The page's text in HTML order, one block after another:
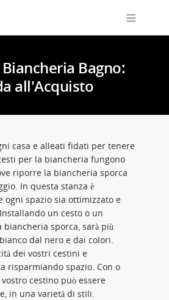
Bagno:
all'Acquisto
casa e alleati fidati per tenere
per la biancheria fungono
riporre la biancheria sporca
In questa stanza è
ogni spazio sia ottimizzato e
un cesto o un
sporca, sarà più
dal nero e dai colori.
dei vostri cestini e
risparmiando spazio. Con o
cestino può essere
in una varietà di stili.